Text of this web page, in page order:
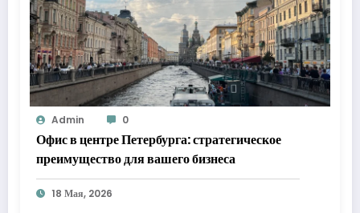
Admin 0
Офис в центре Петербурга: стратегическое
преимущество для вашего бизнеса
18 Мая, 2026